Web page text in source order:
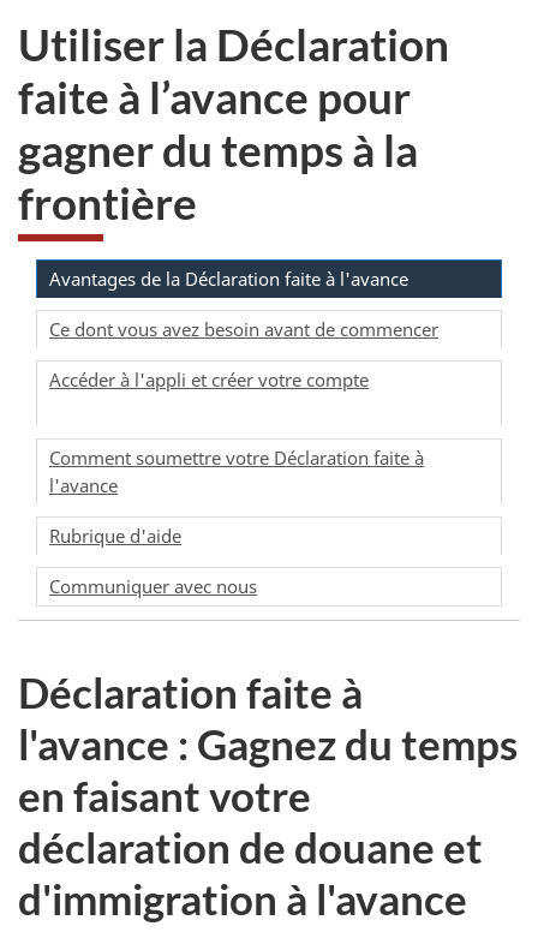
veux
pas
au
sondage
du
site
web,
Utiliser la Déclaration
faite à l’avance pour
gagner du temps à la
frontière
Avantages de la Déclaration faite à l'avance
Ce dont vous avez besoin avant de commencer
Accéder à l'appli et créer votre compte
Comment soumettre votre Déclaration faite à
l'avance
Rubrique d'aide
Communiquer avec nous
Déclaration faite à
l'avance : Gagnez du temps
en faisant votre
déclaration de douane et
d'immigration à l'avance